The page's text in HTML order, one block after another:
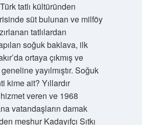
tatlı kültüründen
süt bulunan ve milföy
tatlılardan
soğuk baklava, ilk
ortaya çıkmış ve
yayılmıştır. Soğuk
kime ait? Yıllardır
hizmet veren ve 1968
vatandaşların damak
meşhur Kadayıfçı Sıtkı